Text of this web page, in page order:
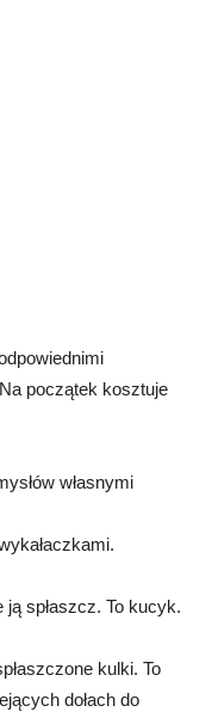
początek kosztuje
własnymi
ją spłaszcz. To kucyk.
kulki. To
dołach do